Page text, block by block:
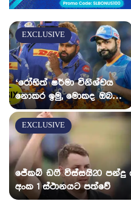
EXCLUSIVE
‘රෝහිත් ෂර්මා විනිශ්චය
නොකර ඉමු, මොකද ඔබ
ලගදිම ඔහුව ප්‍රශංසා කරයි’
– MI පිතිකරණ පුහුණුකරු
කීරන් පොලාර්ඩ් කියයි.
EXCLUSIVE
ජේකබ් ඩෆී විස්සයි20 පන්දු
අංක 1 ස්ථානයට පත්වේ